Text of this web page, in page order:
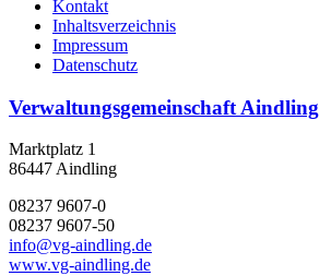
Kontakt
Inhaltsverzeichnis
Impressum
Datenschutz
Verwaltungsgemeinschaft Aindling
Marktplatz 1
86447 Aindling
08237 9607-0
08237 9607-50
info@vg-aindling.de
www.vg-aindling.de